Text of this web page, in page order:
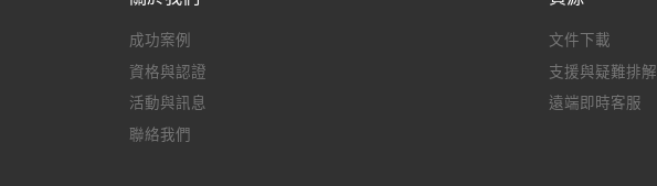
成功案例
資格與認證
活動與訊息
聯絡我們
文件下載
支援與疑難排解
遠端即時客服